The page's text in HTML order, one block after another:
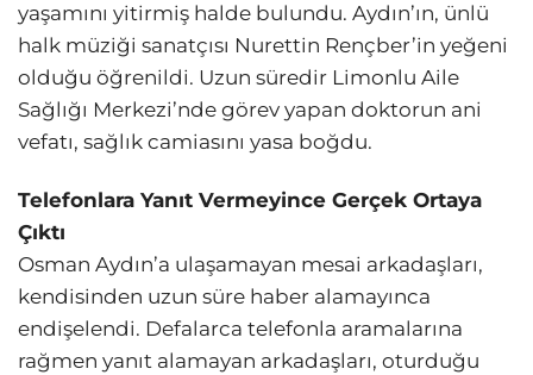
yaşamını yitirmiş halde bulundu. Aydın’ın, ünlü
halk müziği sanatçısı Nurettin Rençber’in yeğeni
olduğu öğrenildi. Uzun süredir Limonlu Aile
Sağlığı Merkezi’nde görev yapan doktorun ani
vefatı, sağlık camiasını yasa boğdu.
Telefonlara Yanıt Vermeyince Gerçek Ortaya
Çıktı
Osman Aydın’a ulaşamayan mesai arkadaşları,
kendisinden uzun süre haber alamayınca
endişelendi. Defalarca telefonla aramalarına
rağmen yanıt alamayan arkadaşları, oturduğu